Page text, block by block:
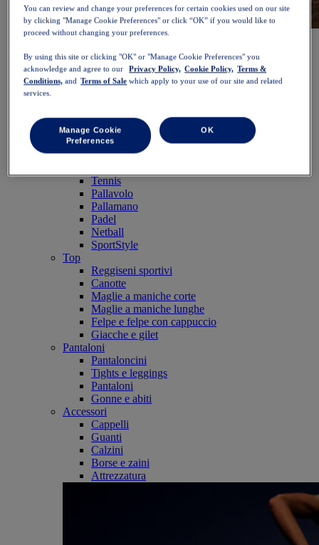
NOVABLAST™ 6Acquista ora
Donna
In evidenza
Nuovi arrivi
Collezione PERFORMANCE LIFE
NOVABLAST™ 6
Scarpe
Running
Tennis
Pallavolo
Pallamano
Padel
Netball
SportStyle
Top
Reggiseni sportivi
Canotte
Maglie a maniche corte
Maglie a maniche lunghe
Felpe e felpe con cappuccio
Giacche e gilet
Pantaloni
Pantaloncini
Tights e leggings
Pantaloni
Gonne e abiti
Accessori
Cappelli
Guanti
Calzini
Borse e zaini
Attrezzatura
You can review and change your preferences for certain cookies used on our site
by clicking "Manage Cookie Preferences" or click “OK” if you would like to
proceed without changing your preferences.
By using this site or clicking "OK" or "Manage Cookie Preferences" you
acknowledge and agree to our
Privacy Policy, Cookie Policy, Terms &
Conditions, and Terms of Sale which apply to your use of our site and related
services.
Manage Cookie
Preferences
OK